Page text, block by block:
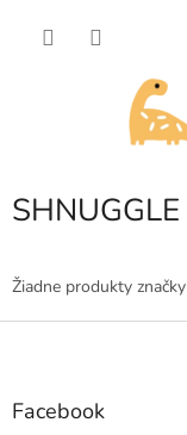
SHNUGGLE
Žiadne produkty značky
Z
Facebook